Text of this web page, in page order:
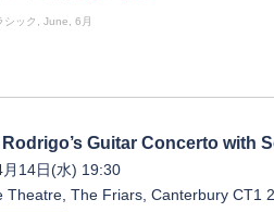
シック, June, 6月
Guitar Concerto with
14日(水) 19:30
Theatre, The Friars, Canterbury CT1